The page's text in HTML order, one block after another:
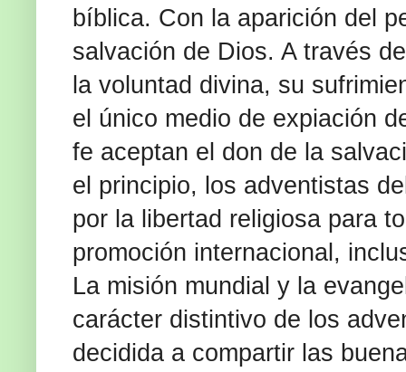
bíblica. Con la aparición del
salvación de Dios. A través
la voluntad divina, su
el único medio de expiación
fe aceptan el don de la
el principio, los adventistas
por la libertad religiosa para
promoción internacional,
La misión mundial y la
carácter distintivo de los
decidida a compartir las